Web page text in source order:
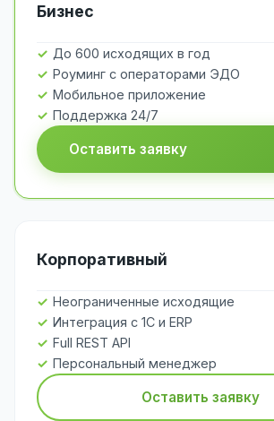
Бизнес
До 600 исходящих в год
Роуминг с операторами ЭДО
Мобильное приложение
Поддержка 24/7
Оставить заявку
Корпоративный
Неограниченные исходящие
Интеграция с 1С и ERP
Full REST API
Персональный менеджер
Оставить заявку